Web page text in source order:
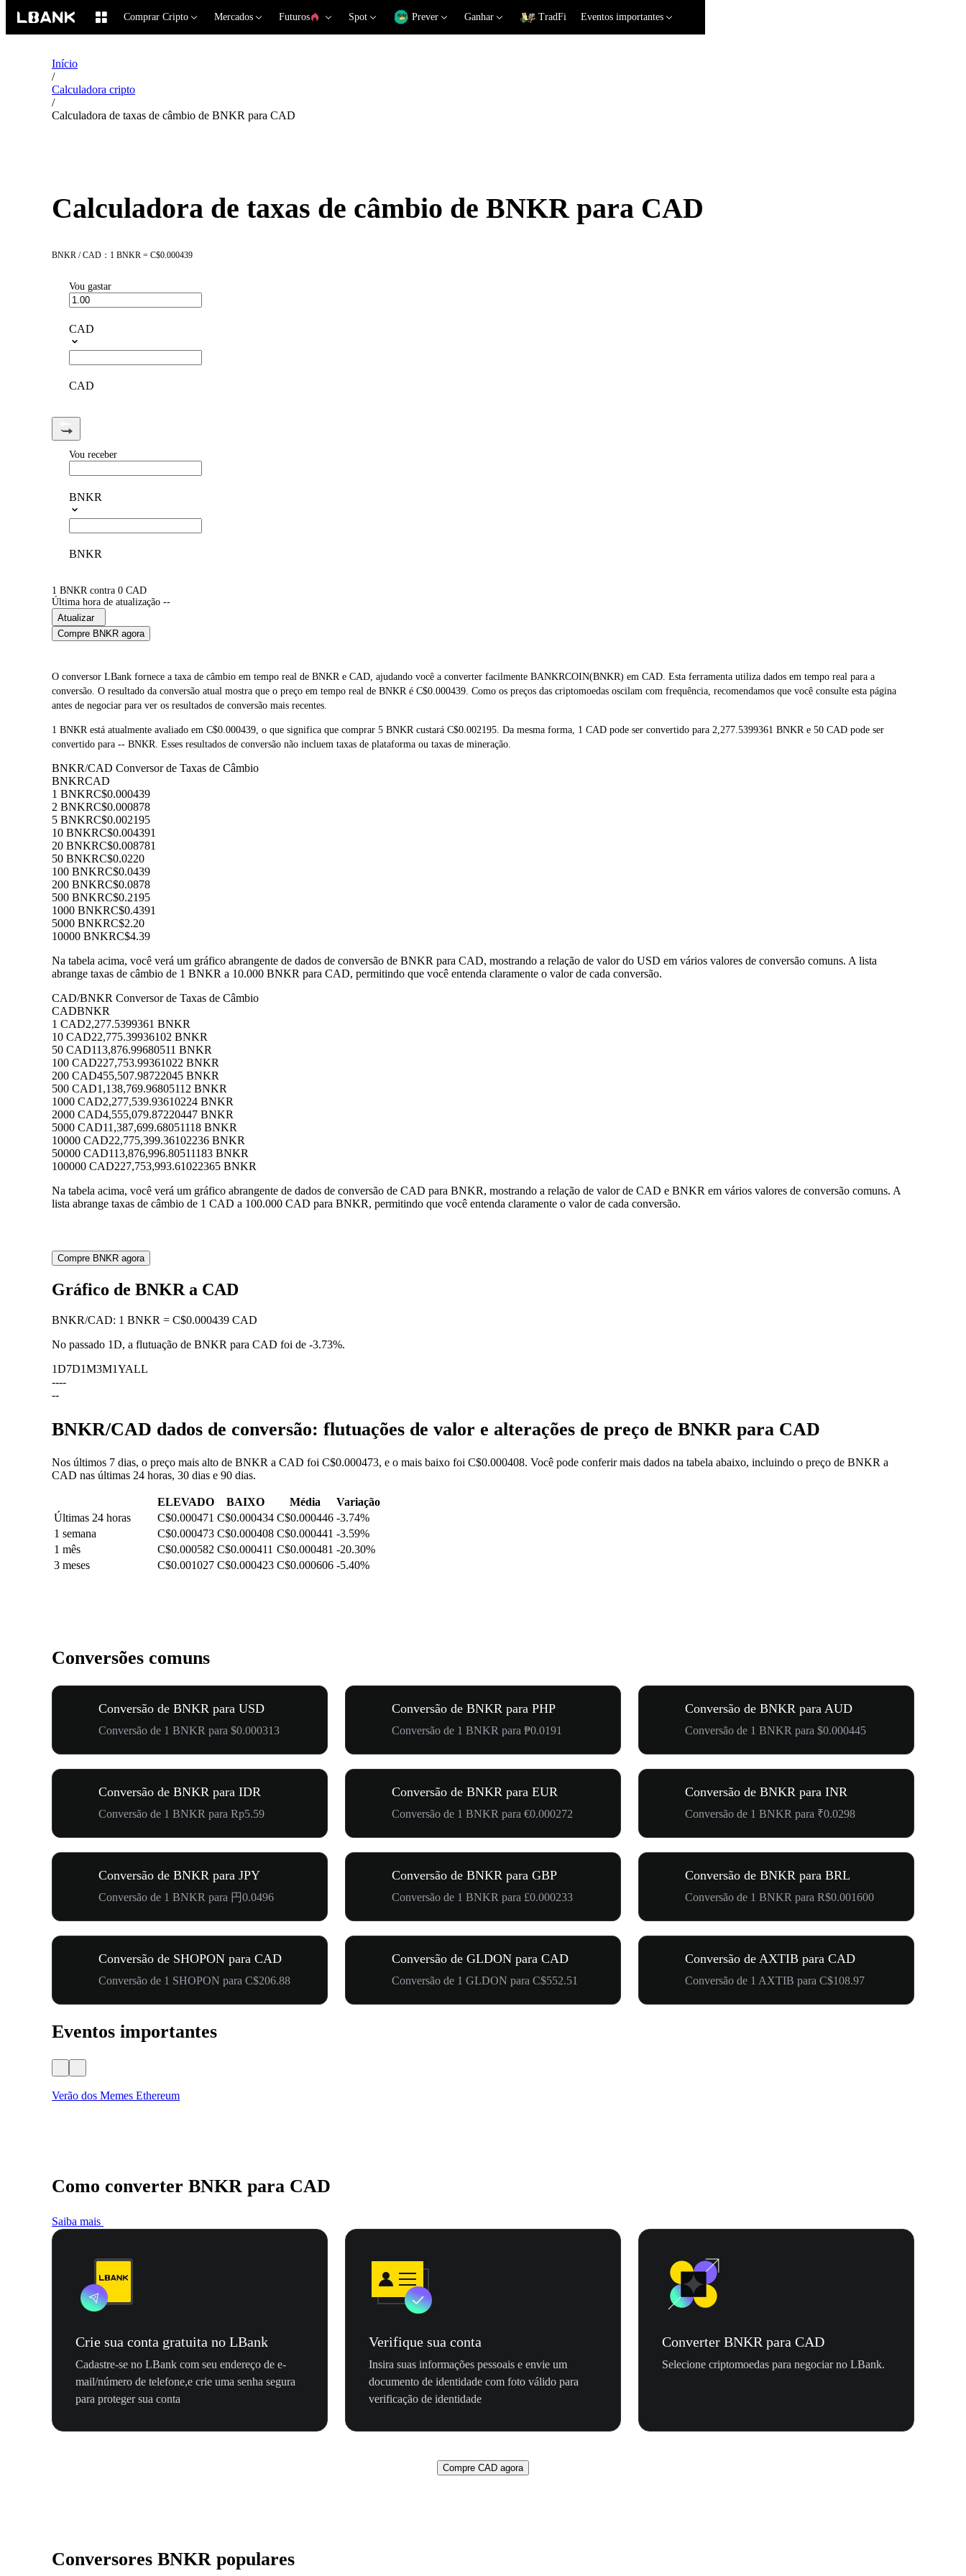
Comprar Cripto Mercados Futuros Spot Prever Ganhar TradFi Eventos importantes
Início
/
Calculadora cripto
/
Calculadora de taxas de câmbio de BNKR para CAD
Calculadora de taxas de câmbio de BNKR para CAD
BNKR / CAD：1 BNKR = C$0.000439
Vou gastar
CAD
CAD
Vou receber
BNKR
BNKR
1 BNKR contra 0 CAD
Última hora de atualização --
Atualizar
Compre BNKR agora
O conversor LBank fornece a taxa de câmbio em tempo real de BNKR e CAD, ajudando você a converter facilmente BANKRCOIN(BNKR) em CAD. Esta ferramenta utiliza dados em tempo real para a
conversão. O resultado da conversão atual mostra que o preço em tempo real de BNKR é C$0.000439. Como os preços das criptomoedas oscilam com frequência, recomendamos que você consulte esta página
antes de negociar para ver os resultados de conversão mais recentes.
1 BNKR está atualmente avaliado em C$0.000439, o que significa que comprar 5 BNKR custará C$0.002195. Da mesma forma, 1 CAD pode ser convertido para 2,277.5399361 BNKR e 50 CAD pode ser
convertido para -- BNKR. Esses resultados de conversão não incluem taxas de plataforma ou taxas de mineração.
BNKR/CAD Conversor de Taxas de Câmbio
BNKRCAD
1 BNKRC$0.000439
2 BNKRC$0.000878
5 BNKRC$0.002195
10 BNKRC$0.004391
20 BNKRC$0.008781
50 BNKRC$0.0220
100 BNKRC$0.0439
200 BNKRC$0.0878
500 BNKRC$0.2195
1000 BNKRC$0.4391
5000 BNKRC$2.20
10000 BNKRC$4.39
Na tabela acima, você verá um gráfico abrangente de dados de conversão de BNKR para CAD, mostrando a relação de valor do USD em vários valores de conversão comuns. A lista
abrange taxas de câmbio de 1 BNKR a 10.000 BNKR para CAD, permitindo que você entenda claramente o valor de cada conversão.
CAD/BNKR Conversor de Taxas de Câmbio
CADBNKR
1 CAD2,277.5399361 BNKR
10 CAD22,775.39936102 BNKR
50 CAD113,876.99680511 BNKR
100 CAD227,753.99361022 BNKR
200 CAD455,507.98722045 BNKR
500 CAD1,138,769.96805112 BNKR
1000 CAD2,277,539.93610224 BNKR
2000 CAD4,555,079.87220447 BNKR
5000 CAD11,387,699.68051118 BNKR
10000 CAD22,775,399.36102236 BNKR
50000 CAD113,876,996.80511183 BNKR
100000 CAD227,753,993.61022365 BNKR
Na tabela acima, você verá um gráfico abrangente de dados de conversão de CAD para BNKR, mostrando a relação de valor de CAD e BNKR em vários valores de conversão comuns. A
lista abrange taxas de câmbio de 1 CAD a 100.000 CAD para BNKR, permitindo que você entenda claramente o valor de cada conversão.
Compre BNKR agora
Gráfico de BNKR a CAD
BNKR/CAD: 1 BNKR = C$0.000439 CAD
No passado 1D, a flutuação de BNKR para CAD foi de -3.73%.
1D7D1M3M1YALL
----
--
BNKR/CAD dados de conversão: flutuações de valor e alterações de preço de BNKR para CAD
Nos últimos 7 dias, o preço mais alto de BNKR a CAD foi C$0.000473, e o mais baixo foi C$0.000408. Você pode conferir mais dados na tabela abaixo, incluindo o preço de BNKR a
CAD nas últimas 24 horas, 30 dias e 90 dias.
ELEVADO BAIXO Média
Variação
Últimas 24 horas
C$0.000471 C$0.000434 C$0.000446 -3.74%
1 semana
C$0.000473 C$0.000408 C$0.000441 -3.59%
1 mês
C$0.000582 C$0.000411 C$0.000481 -20.30%
3 meses
C$0.001027 C$0.000423 C$0.000606 -5.40%
Conversões comuns
Conversão de BNKR para USD
Conversão de 1 BNKR para $0.000313
Conversão de BNKR para PHP
Conversão de 1 BNKR para ₱0.0191
Conversão de BNKR para AUD
Conversão de 1 BNKR para $0.000445
Conversão de BNKR para IDR
Conversão de 1 BNKR para Rp5.59
Conversão de BNKR para EUR
Conversão de 1 BNKR para €0.000272
Conversão de BNKR para INR
Conversão de 1 BNKR para ₹0.0298
Conversão de BNKR para JPY
Conversão de 1 BNKR para 円0.0496
Conversão de BNKR para GBP
Conversão de 1 BNKR para £0.000233
Conversão de BNKR para BRL
Conversão de 1 BNKR para R$0.001600
Conversão de SHOPON para CAD
Conversão de 1 SHOPON para C$206.88
Conversão de GLDON para CAD
Conversão de 1 GLDON para C$552.51
Conversão de AXTIB para CAD
Conversão de 1 AXTIB para C$108.97
Eventos importantes
Verão dos Memes Ethereum
Como converter BNKR para CAD
Saiba mais
Crie sua conta gratuita no LBank
Cadastre-se no LBank com seu endereço de e-
mail/número de telefone,e crie uma senha segura
para proteger sua conta
Verifique sua conta
Insira suas informações pessoais e envie um
documento de identidade com foto válido para
verificação de identidade
Converter BNKR para CAD
Selecione criptomoedas para negociar no LBank.
Compre CAD agora
Conversores BNKR populares